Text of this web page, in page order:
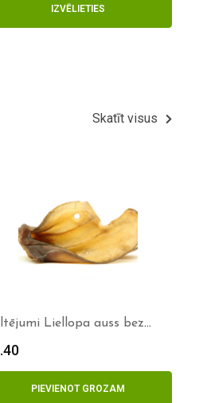
IZVĒLIETIES
Skatīt visus
Liellopa auss bez
PIEVIENOT GROZAM